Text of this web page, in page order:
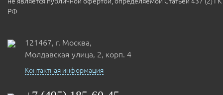
РФ
121467, г. Москва,
Молдавская улица, 2, корп. 4
Контактная информация